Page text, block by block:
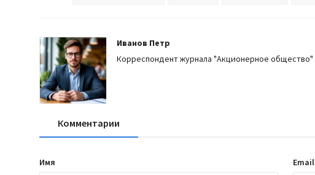
Иванов Петр
Корреспондент журнала "Акционерное общество"
Комментарии
Имя Email